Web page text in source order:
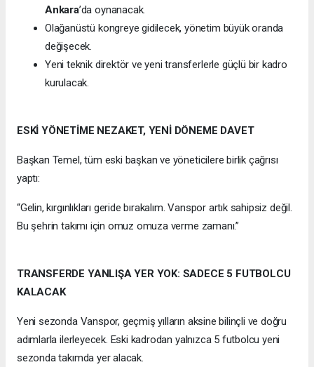
Ankara’da oynanacak.
Olağanüstü kongreye gidilecek, yönetim büyük oranda
değişecek.
Yeni teknik direktör ve yeni transferlerle güçlü bir kadro
kurulacak.
ESKİ YÖNETİME NEZAKET, YENİ DÖNEME DAVET
Başkan Temel, tüm eski başkan ve yöneticilere birlik çağrısı
yaptı:
“Gelin, kırgınlıkları geride bırakalım. Vanspor artık sahipsiz değil.
Bu şehrin takımı için omuz omuza verme zamanı.”
TRANSFERDE YANLIŞA YER YOK: SADECE 5 FUTBOLCU
KALACAK
Yeni sezonda Vanspor, geçmiş yılların aksine bilinçli ve doğru
adımlarla ilerleyecek. Eski kadrodan yalnızca 5 futbolcu yeni
sezonda takımda yer alacak.